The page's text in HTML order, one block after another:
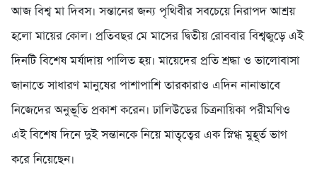
আজ বিশ্ব মা দিবস। সন্তানের জন্য পৃথিবীর সবচেয়ে নিরাপদ আশ্রয়
হলো মায়ের কোল। প্রতিবছর মে মাসের দ্বিতীয় রোববার বিশ্বজুড়ে এই
দিনটি বিশেষ মর্যাদায় পালিত হয়। মায়েদের প্রতি শ্রদ্ধা ও ভালোবাসা
জানাতে সাধারণ মানুষের পাশাপাশি তারকারাও এদিন নানাভাবে
নিজেদের অনুভূতি প্রকাশ করেন। ঢালিউডের চিত্রনায়িকা পরীমণিও
এই বিশেষ দিনে দুই সন্তানকে নিয়ে মাতৃত্বের এক স্নিগ্ধ মুহূর্ত ভাগ
করে নিয়েছেন।